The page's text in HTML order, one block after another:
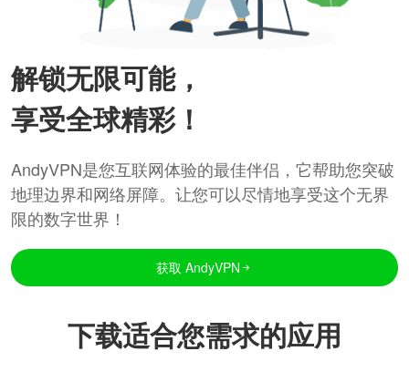
解锁无限可能，
享受全球精彩！
AndyVPN是您互联网体验的最佳伴侣，它帮助您突破
地理边界和网络屏障。让您可以尽情地享受这个无界
限的数字世界！
获取 AndyVPN
下载适合您需求的应用